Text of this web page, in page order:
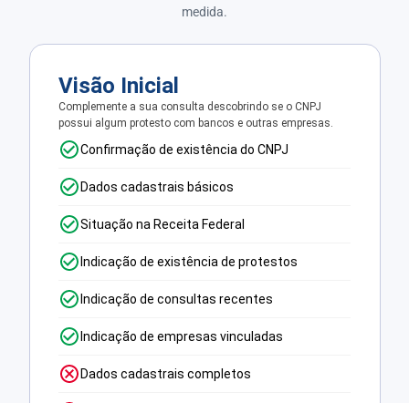
medida.
Visão Inicial
Complemente a sua consulta descobrindo se o CNPJ
possui algum protesto com bancos e outras empresas.
Confirmação de existência do CNPJ
Dados cadastrais básicos
Situação na Receita Federal
Indicação de existência de protestos
Indicação de consultas recentes
Indicação de empresas vinculadas
Dados cadastrais completos